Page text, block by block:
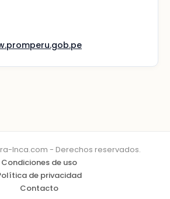
Inca.com - Derechos reservados.
Condiciones de uso
de privacidad
Contacto